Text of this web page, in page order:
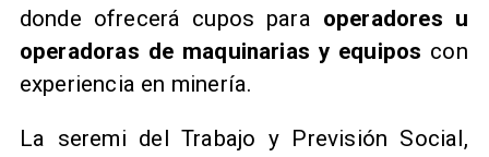
donde ofrecerá cupos para operadores u
operadoras de maquinarias y equipos con
experiencia en minería.
La seremi del Trabajo y Previsión Social,